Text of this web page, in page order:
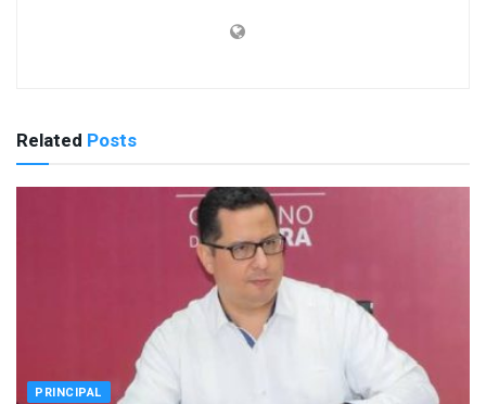
Related Posts
PRINCIPAL